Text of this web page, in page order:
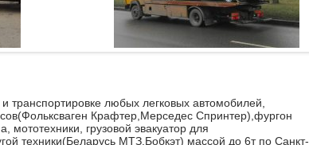
транспортировке любых легковых автомобилей,
Крафтер,Мерседес Спринтер),фургон
мототехники, грузовой эвакуатор для
техники(Беларусь МТЗ,Бобкэт) массой до 6т по Санкт-